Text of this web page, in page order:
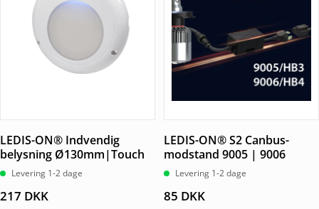
LEDIS-ON® Indvendig
belysning Ø130mm|Touch
Levering 1-2 dage
217 DKK
LEDIS-ON® S2 Canbus-
modstand 9005 | 9006
Levering 1-2 dage
85 DKK